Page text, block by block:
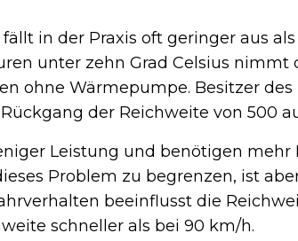
in der Praxis oft geringer aus
unter zehn Grad Celsius
ohne Wärmepumpe. Besitzer
der Reichweite von 500
Leistung und benötigen mehr
Problem zu begrenzen, ist
beeinflusst die
schneller als bei 90 km/h.